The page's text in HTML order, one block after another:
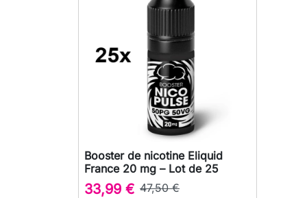
 Aperçu rapide
Booster de nicotine Eliquid
France 20 mg – Lot de 25
33,99 € 47,50 €